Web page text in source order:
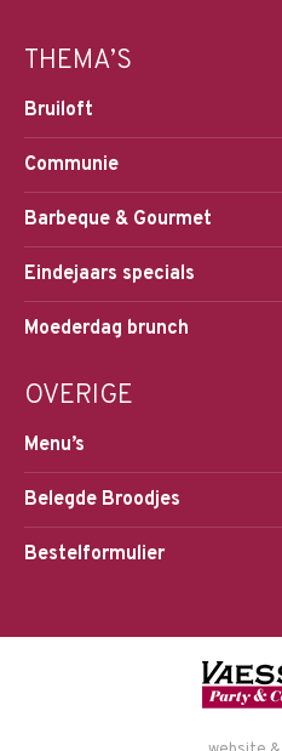
THEMA’S
Bruiloft
Communie
Barbeque & Gourmet
Eindejaars specials
Moederdag brunch
OVERIGE
Menu’s
Belegde Broodjes
Bestelformulier